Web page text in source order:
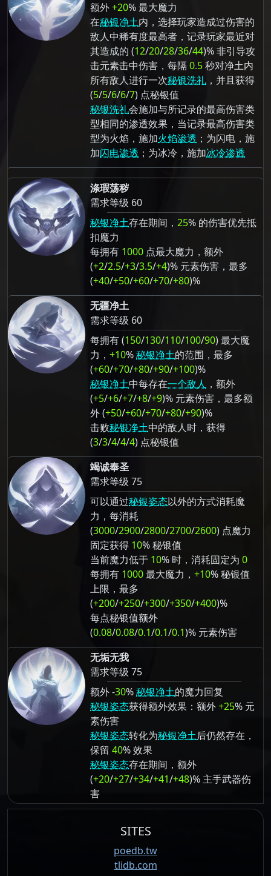
额外+20% 最大魔力
在秘银净土内，选择玩家造成过伤害的
敌人中稀有度最高者，记录玩家最近对
其造成的 (12/20/28/36/44)% 非引导攻
击元素击中伤害，每隔 0.5秒对净土内
所有敌人进行一次秘银洗礼 ，并且获得
(5/5/6/6/7) 点秘银值
秘银洗礼会施加与所记录的最高伤害类
型相同的渗透效果，当记录最高伤害类
型为火焰，施加火焰渗透 ；为闪电，施
加闪电渗透 ；为冰冷，施加冰冷渗透
涤瑕荡秽
需求等级 60
秘银净土存在期间， 25% 的伤害优先抵
扣魔力
每拥有 1000 点最大魔力，额外
(+2/2.5/+3/3.5/+4)% 元素伤害，最多
(+40/+50/+60/+70/+80)%
无疆净土
需求等级 60
每拥有 (150/130/110/100/90) 最大魔
力， +10%秘银净土的范围，最多
(+60/+70/+80/+90/+100)%
秘银净土中每存在一个敌人 ，额外
(+5/+6/+7/+8/+9)% 元素伤害，最多额
外 (+50/+60/+70/+80/+90)%
击败秘银净土中的敌人时，获得
(3/3/4/4/4) 点秘银值
竭诚奉圣
需求等级 75
可以通过秘银姿态以外的方式消耗魔
力，每消耗
(3000/2900/2800/2700/2600) 点魔力
固定获得 10% 秘银值
当前魔力低于 10% 时，消耗固定为 0
每拥有 1000最大魔力， +10% 秘银值
上限，最多
(+200/+250/+300/+350/+400)%
每点秘银值额外
(0.08/0.08/0.1/0.1/0.1)% 元素伤害
无垢无我
需求等级 75
额外 -30%秘银净土的魔力回复
秘银姿态获得额外效果：额外+25% 元
素伤害
秘银姿态转化为秘银净土后仍然存在，
保留 40% 效果
秘银姿态存在期间，额外
(+20/+27/+34/+41/+48)% 主手武器伤
害
SITES
poedb.tw
tlidb.com